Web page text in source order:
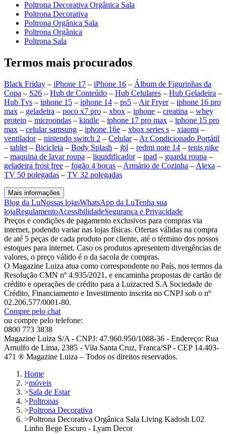
Poltrona Decorativa Orgânica Sala
Poltrona Decorativa
Poltrona Orgânica Sala
Poltrona Orgânica
Poltrona Sala
Termos mais procurados
Black Friday – iPhone 17 – iPhone 16 – Álbum de Figurinhas da
Copa – S26 – Hub de Conteúdo – Hub Celulares – Hub Geladeira –
Hub Tvs – iphone 15 – iphone 14 – ps5 – Air Fryer– iphone 16 pro
max – geladeira – poco x7 pro – xbox – iphone – creatina – whey
protein – microondas – kindle – iphone 17 pro max – iphone 15 pro
max – celular samsung – iphone 16e – xbox series s – xiaomi –
ventilador– nintendo switch 2 – Celular– Ar Condicionado Portátil
– tablet – Bicicleta – Body Splash – jbl – redmi note 14 – tenis nike
– maquina de lavar roupa – liquidificador– ipad – guarda roupa –
geladeira frost free – fogão 4 bocas – Armário de Cozinha – Alexa –
TV 50 polegadas – TV 32 polegadas
Mais informações
Blog da LuNossas lojasWhatsApp da LuTenha sua
lojaRegulamentoAcessibilidadeSegurança e Privacidade
Preços e condições de pagamento exclusivos para compras via
internet, podendo variar nas lojas físicas. Ofertas válidas na compra
de até 5 peças de cada produto por cliente, até o término dos nossos
estoques para internet. Caso os produtos apresentem divergências de
valores, o preço válido é o da sacola de compras.
O Magazine Luiza atua como correspondente no País, nos termos da
Resolução CMN nº 4.935/2021, e encaminha propostas de cartão de
crédito e operações de crédito para a Luizacred S.A Sociedade de
Crédito, Financiamento e Investimento inscrita no CNPJ sob o nº
02.206.577/0001-80.
Compre pelo chat
ou compre pelo telefone:
0800 773 3838
Magazine Luiza S/A - CNPJ: 47.960.950/1088-36 - Endereço: Rua
Arnulfo de Lima, 2385 - Vila Santa Cruz, Franca/SP - CEP 14.403-
471 ® Magazine Luiza – Todos os direitos reservados.
Home
>móveis
>Sala de Estar
>Poltronas
>Poltrona Decorativa
>Poltrona Decorativa Orgânica Sala Living Kadosh L02
Linho Bege Escuro - Lyam Decor